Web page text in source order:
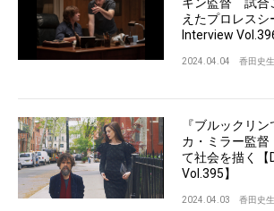
えたプロレスシ
Interview
2024.04.04 香田史生
『ブルックリ
カ・ミラー監
て社会を描く【
Vol.395】
2024.04.03 香田史生